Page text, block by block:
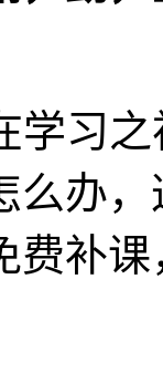
习
么办
费补